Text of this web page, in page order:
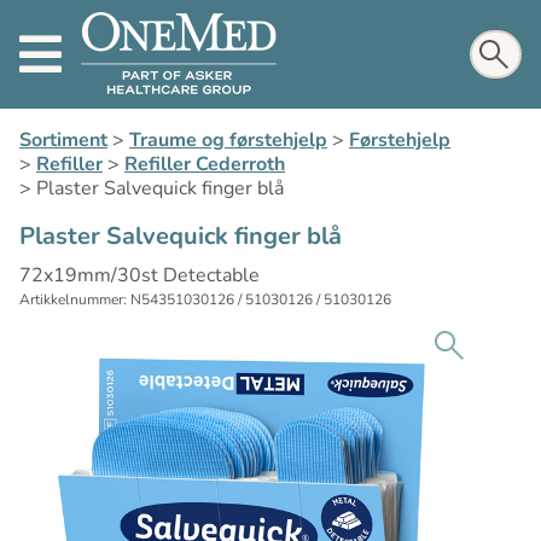
Sortiment> Traume og førstehjelp > Førstehjelp
> Refiller> Refiller Cederroth
> Plaster Salvequick finger blå
Plaster Salvequick finger blå
72x19mm/30st Detectable
Artikkelnummer: N54351030126 / 51030126 / 51030126